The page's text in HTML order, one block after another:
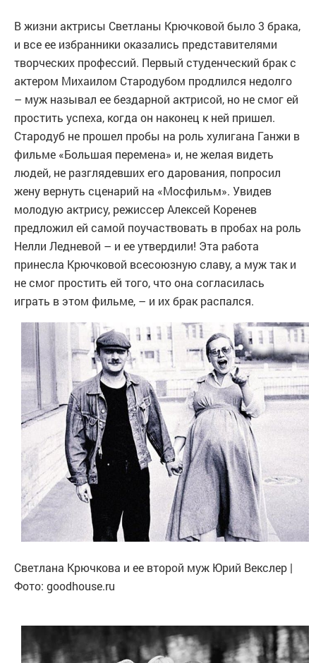
В жизни актрисы Светланы Крючковой было 3 брака,
и все ее избранники оказались представителями
творческих профессий. Первый студенческий брак с
актером Михаилом Стародубом продлился недолго
– муж называл ее бездарной актрисой, но не смог ей
простить успеха, когда он наконец к ней пришел.
Стародуб не прошел пробы на роль хулигана Ганжи в
фильме «Большая перемена» и, не желая видеть
людей, не разглядевших его дарования, попросил
жену вернуть сценарий на «Мосфильм». Увидев
молодую актрису, режиссер Алексей Коренев
предложил ей самой поучаствовать в пробах на роль
Нелли Ледневой – и ее утвердили! Эта работа
принесла Крючковой всесоюзную славу, а муж так и
не смог простить ей того, что она согласилась
играть в этом фильме, – и их брак распался.
Светлана Крючкова и ее второй муж Юрий Векслер |
Фото: goodhouse.ru